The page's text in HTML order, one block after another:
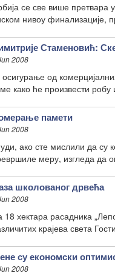
се све више претвара
нивоу финализације,
Стаменовић:
2008
осигурање од
како ће произвести робу
памети
2008
ако сте мислили да су
меру, изгледа да
школованог дрвећа
2008
18 хектара расадника
крајева света
су економски
2008